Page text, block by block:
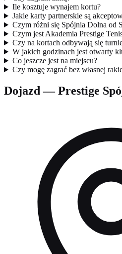
Ile kosztuje wynajem kortu?
Jakie karty partnerskie są
Czym różni się Spójnia Dolna od
Czym jest Akademia Prestige
Czy na kortach odbywają się
W jakich godzinach jest otwarty
Co jeszcze jest na miejscu?
Czy mogę zagrać bez własnej
Dojazd — Prestige